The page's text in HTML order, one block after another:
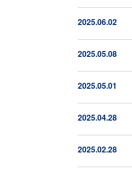
2025.06.02
2025.05.08
2025.05.01
2025.04.28
2025.02.28